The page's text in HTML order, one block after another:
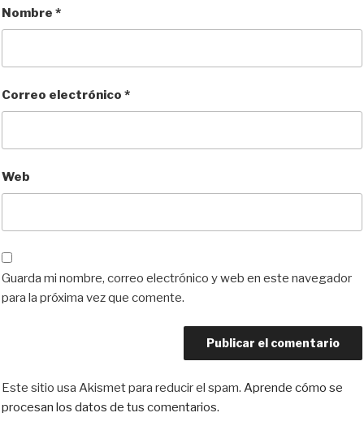
Nombre *
Correo electrónico *
Web
Guarda mi nombre, correo electrónico y web en este navegador
para la próxima vez que comente.
Este sitio usa Akismet para reducir el spam. Aprende cómo se
procesan los datos de tus comentarios.